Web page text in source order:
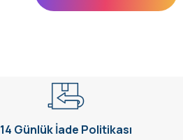
14 Günlük İade Politikası